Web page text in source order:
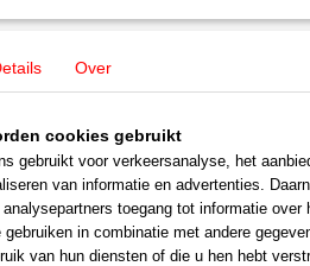
Over
cookies gebruikt
gebruikt voor verkeersanalyse, het
van informatie en advertenties.
toegang tot informatie
gebruiken in combinatie met andere
van hun diensten of die u hen hebt